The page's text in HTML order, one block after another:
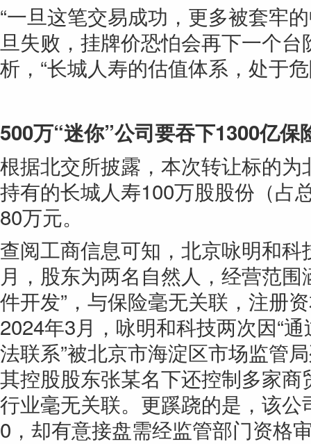
“一旦这笔交易成功，更多被套牢
旦失败，挂牌价恐怕会再下一个台
析，“长城人寿的估值体系，处于
500万“迷你”公司要吞下1300亿保
根据北交所披露，本次转让标的
持有的长城人寿100万股股份（占
80万元。
查阅工商信息可知，北京咏明和
月，股东为两名自然人，经营范
件开发”，与保险毫无关联，注册
2024年3月，咏明和科技两次因“
法联系”被北京市海淀区市场监管
其控股股东张某名下还控制多家
行业毫无关联。更蹊跷的是，该
0，却有意接盘需经监管部门资格